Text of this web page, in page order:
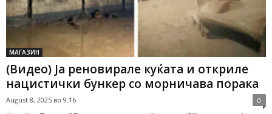
МАГАЗИН
(Видео) Ја реновирале куќата и откриле
нацистички бункер со морничава порака
August 8, 2025 во 9:16 0